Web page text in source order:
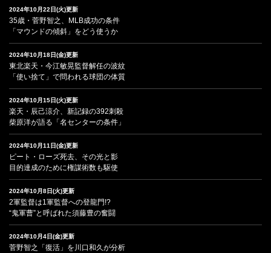
2024年10月22日(火)更新
35歳・菅野智之、MLB成功の条件
「マウンドの傾斜」をどう使うか
2024年10月18日(金)更新
東北楽天・今江敏晃監督解任の波紋
「使い捨て」で問われる球団の体質
2024年10月15日(火)更新
楽天・辰己涼介、新記録の392刺殺
柴原洋が語る「名センターの条件」
2024年10月11日(金)更新
ピート・ローズ死去、その光と影
目的達成のために権謀術数も駆使
2024年10月8日(火)更新
2軍監督は1軍監督への登龍門!?
“鬼軍曹”と呼ばれた須藤豊の奮闘
2024年10月4日(金)更新
菅野智之「復活」を川口和久が分析